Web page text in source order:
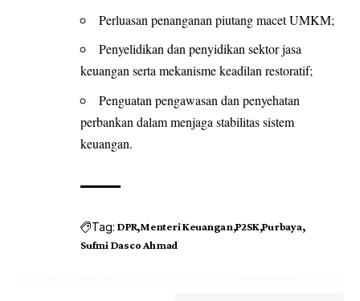
Perluasan penanganan piutang macet UMKM;
Penyelidikan dan penyidikan sektor jasa
keuangan serta mekanisme keadilan restoratif;
Penguatan pengawasan dan penyehatan
perbankan dalam menjaga stabilitas sistem
keuangan.
Tag: DPR Menteri Keuangan P2SK Purbaya
Sufmi Dasco Ahmad